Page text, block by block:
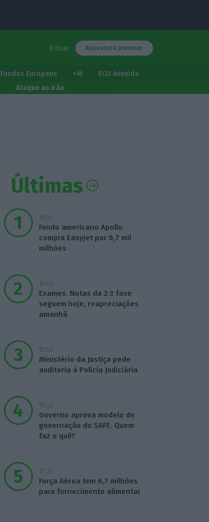
Entrar Assinatura premium
Fundos Europeus +M
ECO Avenida
Ataque ao Irão
Últimas
16:18
Fundo americano Apollo
compra Easyjet por 6,7 mil
milhões
16:02
Exames. Notas da 2.º fase
seguem hoje, reapreciações
amanhã
15:59
Ministério da Justiça pede
auditoria à Polícia Judiciária
15:22
Governo aprova modelo de
governação do SAFE. Quem
faz o quê?
15:21
Força Aérea tem 6,7 milhões
para fornecimento alimentar